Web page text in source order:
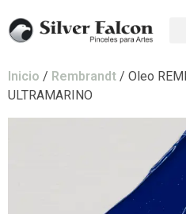
Inicio / Rembrandt / Oleo
ULTRAMARINO